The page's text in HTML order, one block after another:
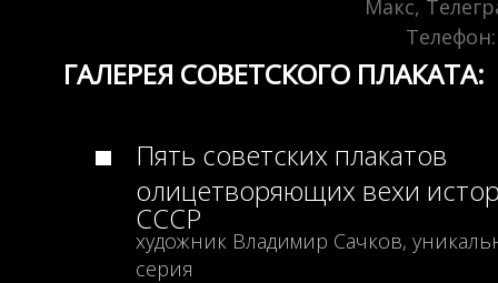
Макс,
Телефон:
ГАЛЕРЕЯ СОВЕТСКОГО ПЛАКАТА:
Пять советских плакатов
олицетворяющих вехи
СССР
художник Владимир Сачков,
серия